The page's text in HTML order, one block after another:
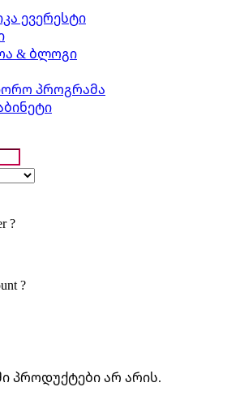
ევერესტი
& ბლოგი
პროგრამა
?
?
პროდუქტები არ არის.